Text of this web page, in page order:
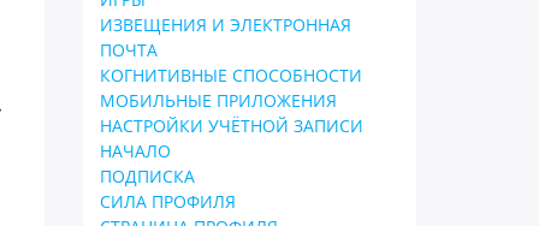
ИЗВЕЩЕНИЯ И ЭЛЕКТРОННАЯ
ПОЧТА
КОГНИТИВНЫЕ СПОСОБНОСТИ
МОБИЛЬНЫЕ ПРИЛОЖЕНИЯ
НАСТРОЙКИ УЧЁТНОЙ ЗАПИСИ
НАЧАЛО
ПОДПИСКА
СИЛА ПРОФИЛЯ